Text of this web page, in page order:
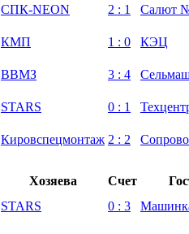
СПК-NEON 2 : 1
Салют
КМП 1 : 0
КЭЦ
ВВМЗ 3 : 4
STARS 0 : 1
Кировспецмонтаж 2 : 2
Хозяева Счет
STARS 0 : 3